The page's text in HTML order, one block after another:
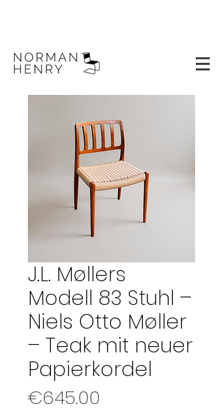
J.L. Møllers
Modell 83 Stuhl –
Niels Otto Møller
– Teak mit neuer
Papierkordel
€645.00